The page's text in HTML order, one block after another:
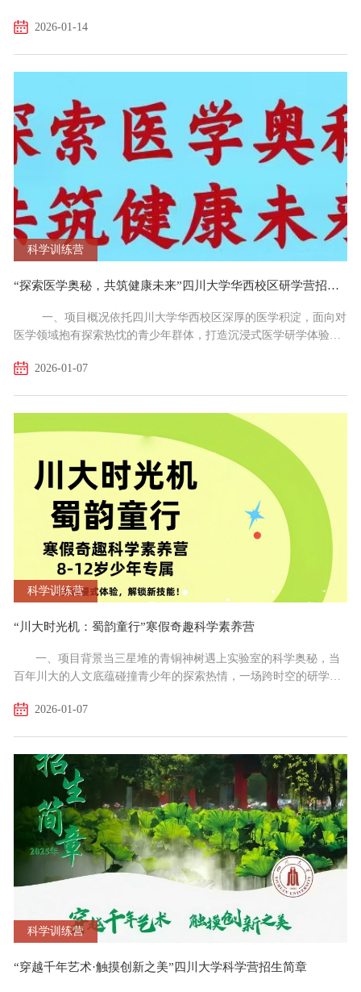
体验。把“近代建筑”变为沉浸式课堂，把“尖端仪器”变成可触摸的
2026-01-14
科学训练营
“探索医学奥秘，共筑健康未来”四川大学华西校区研学营招生简章
一、项目概况依托四川大学华西校区深厚的医学积淀，面向对
医学领域抱有探索热忱的青少年群体，打造沉浸式医学研学体验。
馆及华西人体生命科学馆参观、专题讲座、健康科普实践、药品制
提升健康素养奠定坚实基础。二、项目特色1、医学奥秘...
2026-01-07
科学训练营
“川大时光机：蜀韵童行”寒假奇趣科学素养营
一、项目背景当三星堆的青铜神树遇上实验室的科学奥秘，当
百年川大的人文底蕴碰撞青少年的探索热情，一场跨时空的研学奇
文化宝藏，打造“文博溯源+科学实践”的创新研学模式。我们希望带
寒假成为兼具文化底蕴与成长活力的独特旅程。二、项...
2026-01-07
科学训练营
“穿越千年艺术·触摸创新之美”四川大学科学营招生简章